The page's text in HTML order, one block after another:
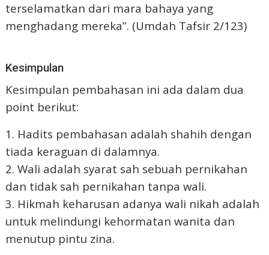
terselamatkan dari mara bahaya yang
menghadang mereka”. (Umdah Tafsir 2/123)
Kesimpulan
Kesimpulan pembahasan ini ada dalam dua
point berikut:
1. Hadits pembahasan adalah shahih dengan
tiada keraguan di dalamnya.
2. Wali adalah syarat sah sebuah pernikahan
dan tidak sah pernikahan tanpa wali.
3. Hikmah keharusan adanya wali nikah adalah
untuk melindungi kehormatan wanita dan
menutup pintu zina.